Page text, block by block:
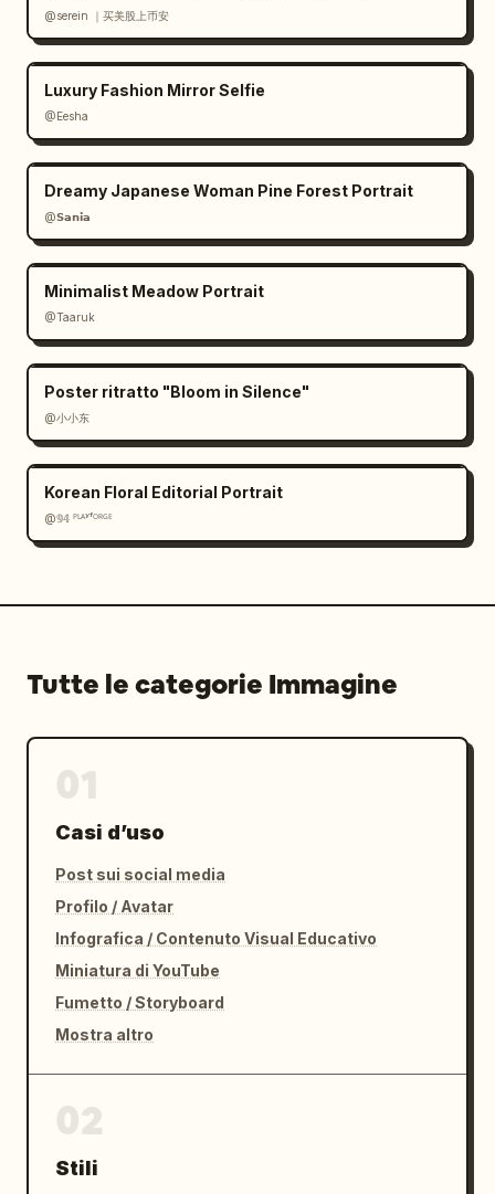
@serein ｜买美股上币安
Luxury Fashion Mirror Selfie
@Eesha
Dreamy Japanese Woman Pine Forest Portrait
@𝗦𝗮𝗻𝗶𝗮
Minimalist Meadow Portrait
@Taaruk
Poster ritratto "Bloom in Silence"
@小小东
Korean Floral Editorial Portrait
@𝟡𝟜 ᴾᴸᴬʸᶠᴼᴿᴳᴱ
Tutte le categorie Immagine
Casi d’uso
Post sui social media
Profilo / Avatar
Infografica / Contenuto Visual Educativo
Miniatura di YouTube
Fumetto / Storyboard
Mostra altro
Stili